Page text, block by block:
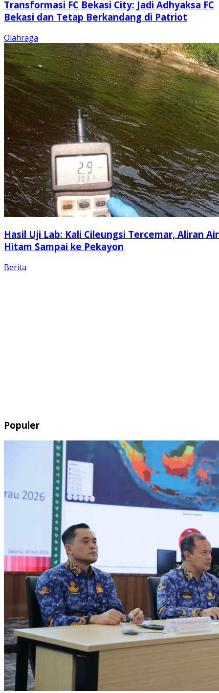
Transformasi FC Bekasi City: Jadi Adhyaksa FC
Bekasi dan Tetap Berkandang di Patriot
Olahraga
Hasil Uji Lab: Kali Cileungsi Tercemar, Aliran Air
Hitam Sampai ke Pekayon
Berita
Populer